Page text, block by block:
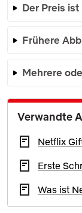
Der Preis
Frühere
Mehrere
Verwandte
Netflix
Erste
Was ist